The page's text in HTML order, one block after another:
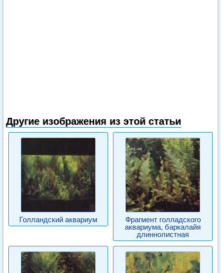
Другие изображения из этой статьи
Голландский аквариум
Фрагмент голладского
аквариума, баркалайя
длиннолистная